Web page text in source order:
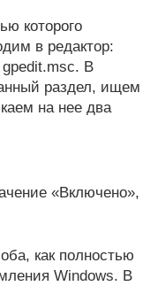
которого
в редактор:
В
раздел, ищем
на нее два
«Включено»,
как полностью
Windows. В